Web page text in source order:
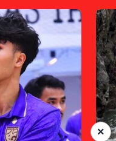
×